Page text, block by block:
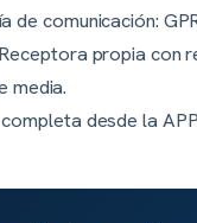
de comunicación:
propia con
media.
desde la